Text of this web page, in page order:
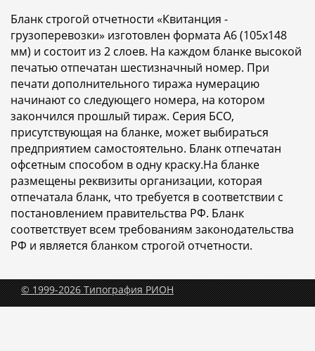
Бланк строгой отчетности «Квитанция -
грузоперевозки» изготовлен формата A6 (105x148
мм) и состоит из 2 слоев. На каждом бланке высокой
печатью отпечатан шестизначный номер. При
печати дополнительного тиража нумерацию
начинают со следующего номера, на котором
закончился прошлый тираж. Серия БСО,
присутствующая на бланке, может выбираться
предприятием самостоятельно. Бланк отпечатан
офсетным способом в одну краску.На бланке
размещены реквизиты организации, которая
отпечатала бланк, что требуется в соответствии с
постановлением правительства РФ. Бланк
соответствует всем требованиям законодательства
РФ и является бланком строгой отчетности.
© 1999-2026 Типография РИОН